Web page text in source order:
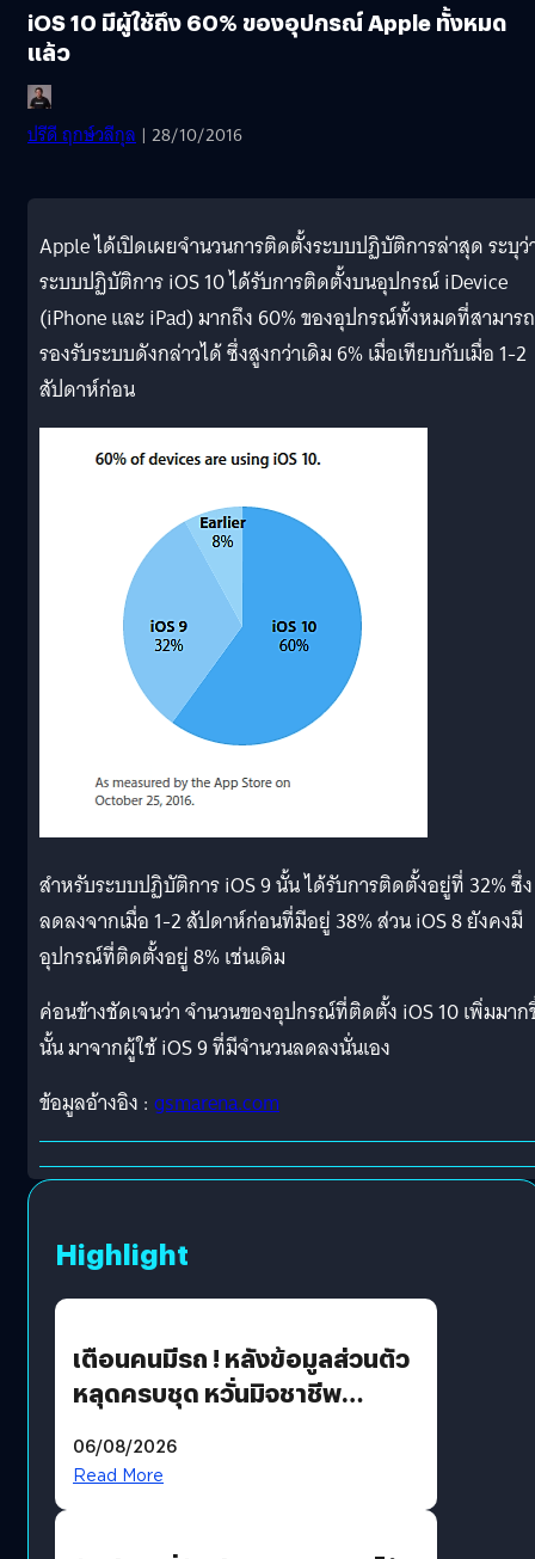
iOS 10 มีผู้ใช้ถึง 60% ของอุปกรณ์ Apple ทั้งหมด
แล้ว
ปรีดี ฤกษ์วลีกุล | 28/10/2016
Apple ได้เปิดเผยจำนวนการติดตั้งระบบปฏิบัติการล่าสุด ระบุว่
ระบบปฏิบัติการ iOS 10 ได้รับการติดตั้งบนอุปกรณ์ iDevice
(iPhone และ iPad) มากถึง 60% ของอุปกรณ์ทั้งหมดที่สามารถ
รองรับระบบดังกล่าวได้ ซึ่งสูงกว่าเดิม 6% เมื่อเทียบกับเมื่อ 1-2
สัปดาห์ก่อน
สำหรับระบบปฏิบัติการ iOS 9 นั้น ได้รับการติดตั้งอยู่ที่ 32% ซึ่ง
ลดลงจากเมื่อ 1-2 สัปดาห์ก่อนที่มีอยู่ 38% ส่วน iOS 8 ยังคงมี
อุปกรณ์ที่ติดตั้งอยู่ 8% เช่นเดิม
ค่อนข้างชัดเจนว่า จำนวนของอุปกรณ์ที่ติดตั้ง iOS 10 เพิ่มมา
นั้น มาจากผู้ใช้ iOS 9 ที่มีจำนวนลดลงนั่นเอง
ข้อมูลอ้างอิง : gsmarena.com
Highlight
เตือนคนมีรถ ! หลังข้อมูลส่วนตัว
หลุดครบชุด หวั่นมิจชาชีพ
รหัสผ่านหลุด ไม่ใช่แฮ็กเกอร์
06/08/2026
Read More